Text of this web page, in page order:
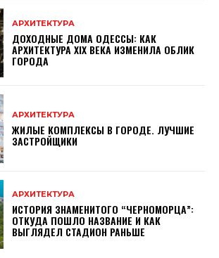
АРХИТЕКТУРА
ДОХОДНЫЕ ДОМА ОДЕССЫ: КАК
АРХИТЕКТУРА XIX ВЕКА ИЗМЕНИЛА ОБЛИК
ГОРОДА
АРХИТЕКТУРА
ЖИЛЫЕ КОМПЛЕКСЫ В ГОРОДЕ. ЛУЧШИЕ
ЗАСТРОЙЩИКИ
АРХИТЕКТУРА
ИСТОРИЯ ЗНАМЕНИТОГО “ЧЕРНОМОРЦА”:
ОТКУДА ПОШЛО НАЗВАНИЕ И КАК
ВЫГЛЯДЕЛ СТАДИОН РАНЬШЕ